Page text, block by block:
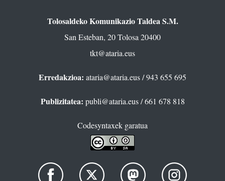
Tolosaldeko Komunikazio Taldea S.M.
San Esteban, 20 Tolosa 20400
tkt@ataria.eus
Erredakzioa: ataria@ataria.eus/ 943 655 695
Publizitatea: publi@ataria.eus/ 661 678 818
Codesyntaxek garatua